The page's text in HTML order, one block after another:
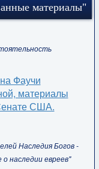
материалы"
Фаучи
материалы
США.
Наследия Богов -
о наследии евреев"